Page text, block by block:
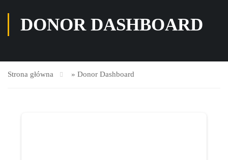
DONOR DASHBOARD
Strona główna » Donor Dashboard